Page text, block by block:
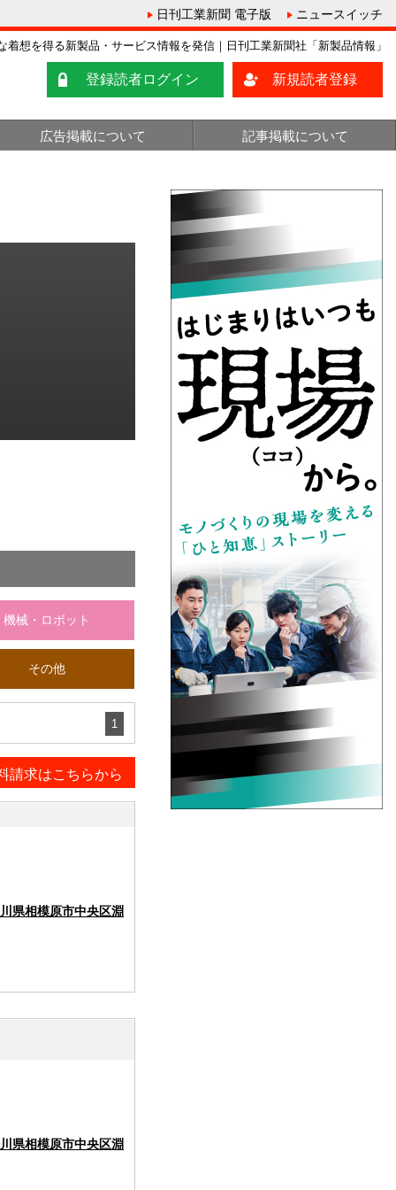
日刊工業新聞 電子版 ニュースイッチ
想を得る新製品・サービス情報を発信｜日刊工業新聞社「新製品情報」
登録読者ログイン 新規読者登録
広告掲載について 記事掲載について
機械・ロボット
その他
1
請求はこちらから
県相模原市中央区淵
県相模原市中央区淵